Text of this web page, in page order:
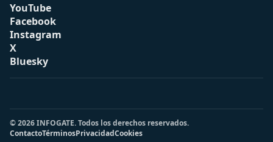
YouTube
Facebook
Instagram
X
Bluesky
© 2026 INFOGATE. Todos los derechos reservados.
ContactoTérminosPrivacidadCookies